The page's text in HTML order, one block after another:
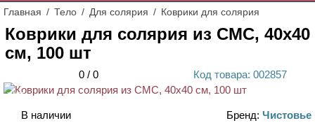
Главная Тело Для солярия Коврики для солярия
Коврики для солярия из СМС, 40х40
см, 100 шт
0 / 0 Код товара: 002857
ХИТ
В наличии Бренд: Чистовье